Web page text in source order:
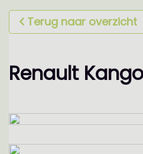
Terug naar overzicht
Renault